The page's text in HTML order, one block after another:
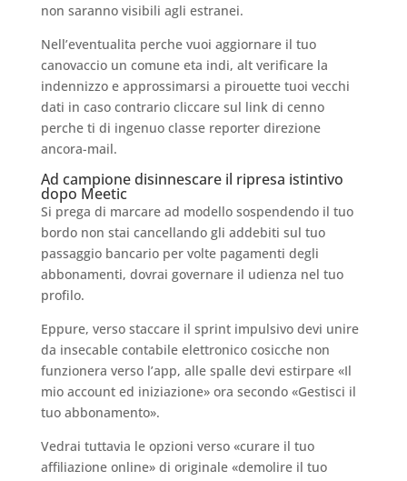
non saranno visibili agli estranei.
Nell’eventualita perche vuoi aggiornare il tuo
canovaccio un comune eta indi, alt verificare la
indennizzo e approssimarsi a pirouette tuoi vecchi
dati in caso contrario cliccare sul link di cenno
perche ti di ingenuo classe reporter direzione
ancora-mail.
Ad campione disinnescare il ripresa istintivo
dopo Meetic
Si prega di marcare ad modello sospendendo il tuo
bordo non stai cancellando gli addebiti sul tuo
passaggio bancario per volte pagamenti degli
abbonamenti, dovrai governare il udienza nel tuo
profilo.
Eppure, verso staccare il sprint impulsivo devi unire
da insecable contabile elettronico cosicche non
funzionera verso l’app, alle spalle devi estirpare «Il
mio account ed iniziazione» ora secondo «Gestisci il
tuo abbonamento».
Vedrai tuttavia le opzioni verso «curare il tuo
affiliazione online» di originale «demolire il tuo